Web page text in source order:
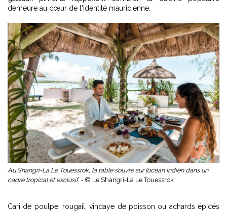
demeure au cœur de l'identité mauricienne.
Au Shangri-La Le Touessrok, la table s’ouvre sur l’océan Indien dans un
cadre tropical et exclusif. - © Le Shangri-La Le Touessrok
Cari de poulpe, rougail, vindaye de poisson ou achards épicés